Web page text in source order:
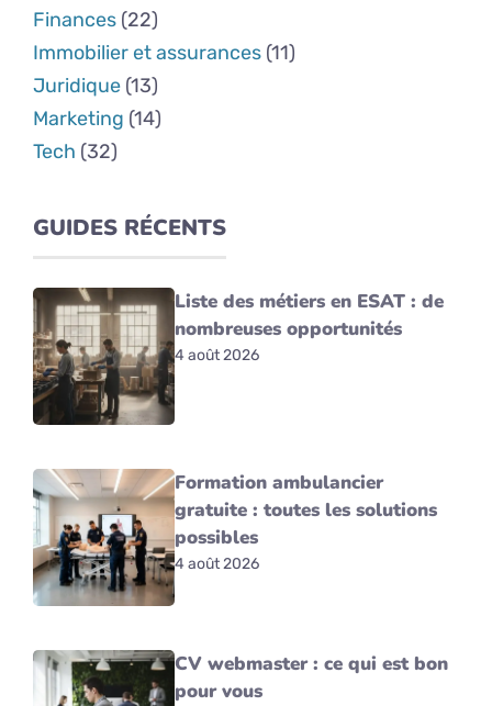
Finances (22)
Immobilier et assurances (11)
Juridique (13)
Marketing (14)
Tech (32)
GUIDES RÉCENTS
Liste des métiers en ESAT : de
nombreuses opportunités
4 août 2026
Formation ambulancier
gratuite : toutes les solutions
possibles
4 août 2026
CV webmaster : ce qui est bon
pour vous